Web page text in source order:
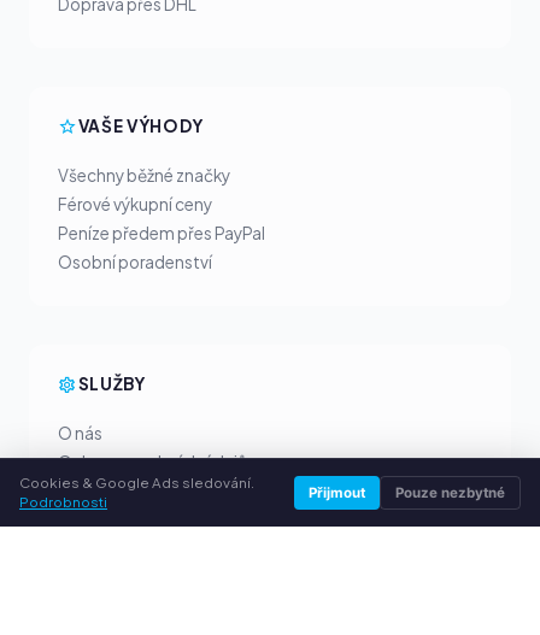
VAŠE VÝHODY
Všechny běžné značky
Férové výkupní ceny
Peníze předem přes PayPal
Osobní poradenství
SLUŽBY
O nás
Ochrana osobních údajů
Kontakt / Právní informace
Cookies & Google Ads sledování.
Podrobnosti
Přijmout Pouze nezbytné